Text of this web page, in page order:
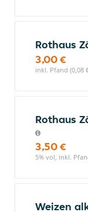
Rothaus
3,00 €
inkl. Pfand (0,08
Rothaus
3,50 €
5% vol, inkl.
Weizen